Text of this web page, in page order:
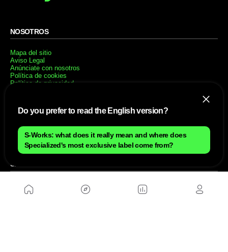
NOSOTROS
Mapa del sitio
Aviso Legal
Anúnciate con nosotros
Política de cookies
Política de privacidad
MusickMag
SÍGUENOS
Suscríbete a nuestro newsletter
Do you prefer to read the English version?
S-Works: what does it really mean and where does
Specialized's most exclusive label come from?